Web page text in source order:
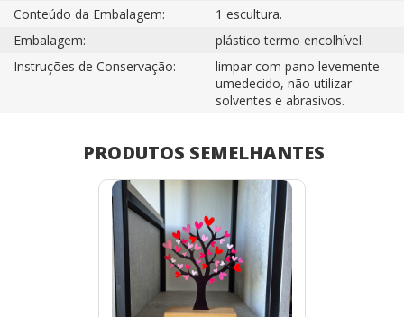
Conteúdo da Embalagem:
1 escultura.
Embalagem:
plástico termo encolhível.
Instruções de Conservação:
limpar com pano levemente
umedecido, não utilizar
solventes e abrasivos.
PRODUTOS SEMELHANTES